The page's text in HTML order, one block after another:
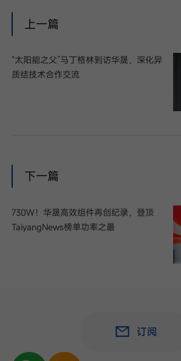
上一篇
“太阳能之父”马丁格林到访华晟，深化异
质结技术合作交流
下一篇
730W！华晟高效组件再创纪录，登顶
TaiyangNews榜单功率之最
订阅